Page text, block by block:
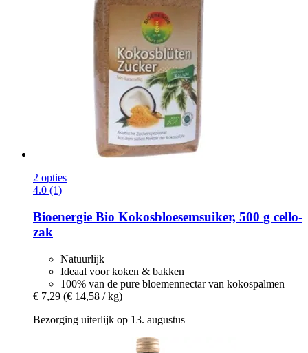
2 opties
4.0 (1)
Bioenergie Bio Kokosbloesemsuiker, 500 g cello-​
zak
Natuurlijk
Ideaal voor koken & bakken
100% van de pure bloemennectar van kokospalmen
€ 7,29 (€ 14,58 / kg)
Bezorging uiterlijk op 13. augustus